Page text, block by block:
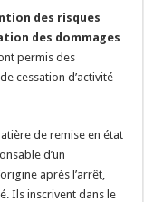
des risques
des dommages
permis des
cessation d’activité
de remise en état
d’un
après l’arrêt,
Ils inscrivent dans le